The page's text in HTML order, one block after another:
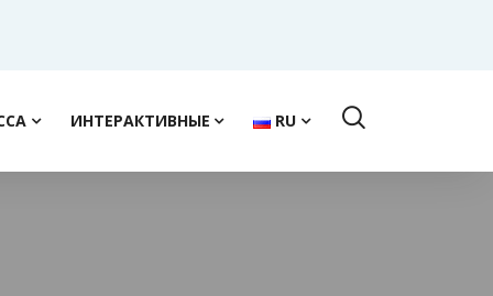
ИНТЕРАКТИВНЫЕ RU